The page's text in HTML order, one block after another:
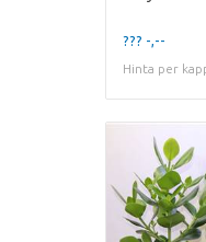
??? -,--
Hinta per